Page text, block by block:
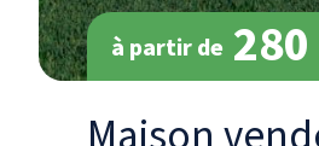
à partir de